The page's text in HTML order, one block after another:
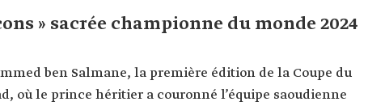
» sacrée championne du monde 2024
ben Salmane, la première édition de la Coupe du
où le prince héritier a couronné l’équipe saoudienne